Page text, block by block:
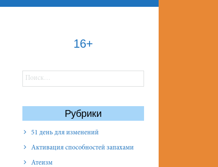
16+
Найти:
Рубрики
51 день для изменений
Активация способностей запахами
Атеизм